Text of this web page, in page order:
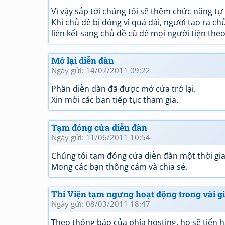
Vì vậy sắp tới chúng tôi sẽ thêm chức năng
Khi chủ đề bị đóng vì quá dài, người tạo ra
liên kết sang chủ đề cũ để mọi người tiện
Mở lại diễn đàn
Ngày gửi: 14/07/2011 09:22
Phần diễn dàn đã được mở cửa trở lại.
Xin mời các bạn tiếp tục tham gia.
Tạm đóng cửa diễn đàn
Ngày gửi: 11/06/2011 10:54
Chúng tôi tạm đóng cửa diễn đàn một thời
Mong các bạn thông cảm và chia sẻ.
Thi Viện tạm ngưng hoạt động trong vài
Ngày gửi: 08/03/2011 18:47
Theo thông báo của phía hosting, họ sẽ tiến